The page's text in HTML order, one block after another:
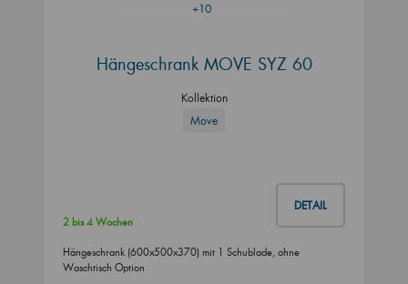
+10
Hängeschrank MOVE SYZ 60
Kollektion
Move
DETAIL
2 bis 4 Wochen
Hängeschrank (600x500x370) mit 1 Schublade, ohne
Waschtisch Option